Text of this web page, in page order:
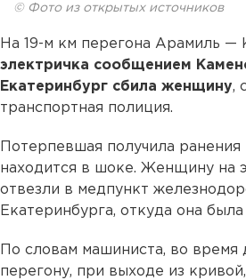
© Фото из открытых источников
На 19-м км перегона Арамиль —
электричка сообщением
Екатеринбург сбила женщину,
транспортная полиция.
Потерпевшая получила
находится в шоке. Женщину на
отвезли в медпункт
Екатеринбурга, откуда она
По словам машиниста, во время
перегону, при выходе из